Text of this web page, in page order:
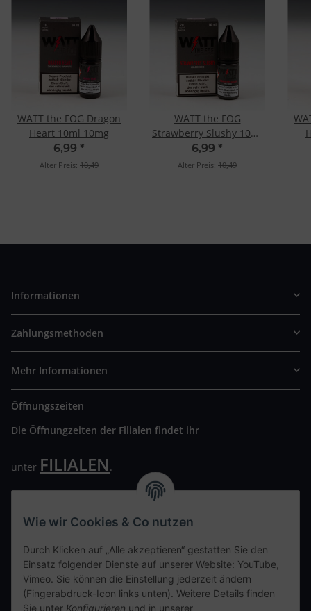
WATT the FOG Dragon
Heart 10ml 10mg
6,99 *
Alter Preis: 10,49
WATT the FOG
Strawberry Slushy 10ml
20mg
6,99 *
Alter Preis: 10,49
Informationen
Zahlungsmethoden
Mehr Informationen
Öffnungszeiten
Die Öffnungzeiten der Filialen findet ihr
unter FILIALEN.
Wir freuen uns auf Euren Besuch. Bitte beachtet die
Kontaktdaten
Wie wir Cookies & Co nutzen
Durch Klicken auf „Alle akzeptieren“ gestatten Sie den
Einsatz folgender Dienste auf unserer Website: YouTube,
Vimeo. Sie können die Einstellung jederzeit ändern
(Fingerabdruck-Icon links unten). Weitere Details finden
Sie unter Konfigurieren und in unserer